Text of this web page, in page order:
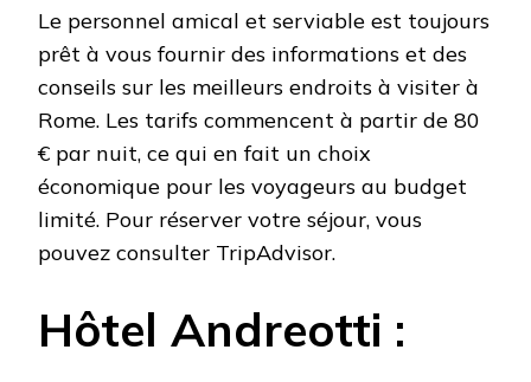
Le personnel amical et serviable est toujours
prêt à vous fournir des informations et des
conseils sur les meilleurs endroits à visiter à
Rome. Les tarifs commencent à partir de 80
€ par nuit, ce qui en fait un choix
économique pour les voyageurs au budget
limité. Pour réserver votre séjour, vous
pouvez consulter TripAdvisor.
Hôtel Andreotti :